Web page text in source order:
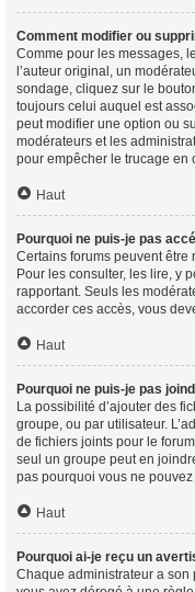
Comment modifier ou
Comme pour les messages,
l’auteur original, un
sondage, cliquez sur le
toujours celui auquel est
peut modifier une option ou
modérateurs et les
pour empêcher le trucage en
Haut
Pourquoi ne puis-je pas
Certains forums peuvent être
Pour les consulter, les lire, y
rapportant. Seuls les
accorder ces accès, vous
Haut
Pourquoi ne puis-je pas
La possibilité d’ajouter des
groupe, ou par utilisateur.
de fichiers joints pour le
seul un groupe peut en
pas pourquoi vous ne
Haut
Pourquoi ai-je reçu un
Chaque administrateur a son